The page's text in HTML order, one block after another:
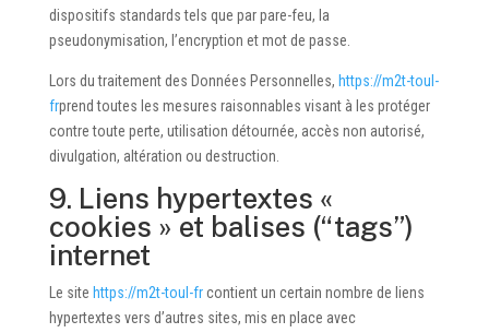
dispositifs standards tels que par pare-feu, la
pseudonymisation, l’encryption et mot de passe.
Lors du traitement des Données Personnelles, https://m2t-toul-
frprend toutes les mesures raisonnables visant à les protéger
contre toute perte, utilisation détournée, accès non autorisé,
divulgation, altération ou destruction.
9. Liens hypertextes «
cookies » et balises (“tags”)
internet
Le site https://m2t-toul-fr contient un certain nombre de liens
hypertextes vers d’autres sites, mis en place avec